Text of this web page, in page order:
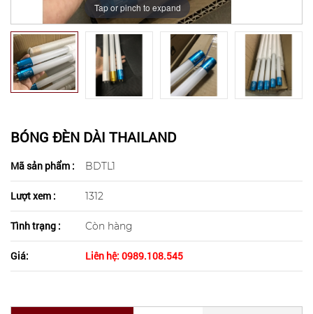
Tap or pinch to expand
BÓNG ĐÈN DÀI THAILAND
Mã sản phẩm : BDTL1
Lượt xem : 1312
Tình trạng : Còn hàng
Giá: Liên hệ: 0989.108.545